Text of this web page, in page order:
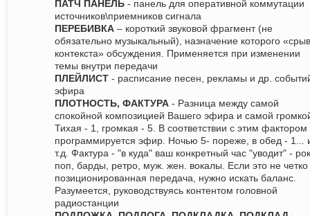
ПАТЧ ПАНЕЛЬ - панель для оперативной коммутации
источников\приемников сигнала
ПЕРЕБИВКА – короткий звуковой фрагмент (не
обязательно музыкальный), назначение которого «срыв
контекста» обсуждения. Применяется при изменении
темы внутри передачи
ПЛЕЙЛИСТ - расписание песен, рекламы и др.
эфира
ПЛОТНОСТЬ, ФАКТУРА - Разница между самой
спокойной композицией Вашего эфира и самой
Тихая - 1, громкая - 5. В соответствии с этим фактором
программируется эфир. Ночью 5- пореже, в обед - 1...
т.д. Фактура - "в куда" ваш конкретный час "уводит" -
поп, барды, ретро, муж. жен. вокалы. Если это не четко
позиционированная передача, нужно искать баланс.
Разумеется, руководствуясь контентом головной
радиостанции